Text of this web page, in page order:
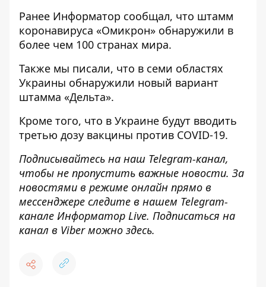
Ранее Информатор сообщал, что штамм
коронавируса «Омикрон» обнаружили в
более чем 100 странах мира.
Также мы писали, что в семи областях
Украины обнаружили новый вариант
штамма «Дельта».
Кроме того, что в Украине будут вводить
третью дозу вакцины против COVID-19.
Подписывайтесь на наш Telegram-канал,
чтобы не пропустить важные новости. За
новостями в режиме онлайн прямо в
мессенджере следите в нашем Telegram-
канале Информатор Live. Подписаться на
канал в Viber можно здесь.